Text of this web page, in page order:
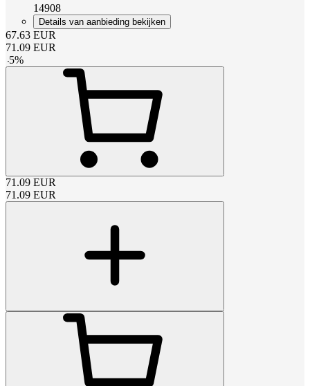
14908
Details van aanbieding bekijken
67.63 EUR
71.09 EUR
-5%
71.09 EUR
71.09 EUR